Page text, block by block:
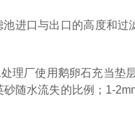
池进口与出口的高度和过
理厂使用鹅卵石充当垫
随水流失的比例；1-